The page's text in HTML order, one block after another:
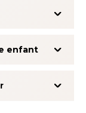
enfant